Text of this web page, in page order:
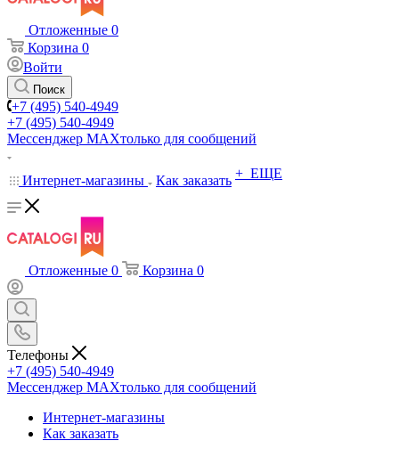
Отложенные 0
Корзина 0
Войти
Поиск
+7 (495) 540-4949
+7 (495) 540-4949
Мессенджер МАХтолько для сообщений
Интернет-магазины Как заказать + ЕЩЕ
Отложенные 0 Корзина 0
Телефоны
+7 (495) 540-4949
Мессенджер МАХтолько для сообщений
Интернет-магазины
Как заказать